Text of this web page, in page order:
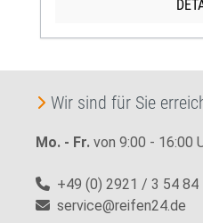
Wir sind für Sie
Mo. - Fr. von 9:00 - 16:00
+49 (0) 2921 / 3 54 84
service@reifen24.de